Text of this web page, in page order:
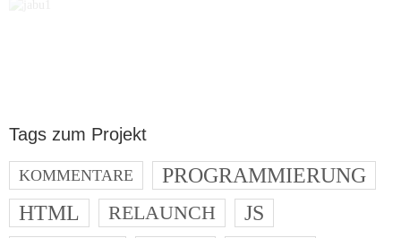
Tags zum Projekt
KOMMENTARE
PROGRAMMIERUNG
HTML
RELAUNCH JS